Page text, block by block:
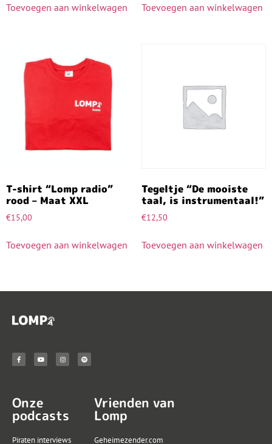
Toevoegen aan winkelwagen Toevoegen aan winkelwagen
T-shirt “Lomp radio”
rood – Maat XXL
€15,00
Toevoegen aan winkelwagen
Tegeltje “De mooiste
taal, is instrumentaal!”
€12,50
Toevoegen aan winkelwagen
Onze
podcasts
Piraten interviews
Vrienden van
Lomp
Geheimezender.com